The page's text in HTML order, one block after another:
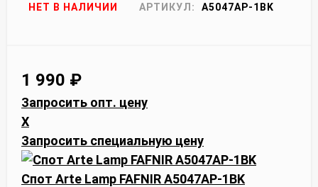
НЕТ В НАЛИЧИИ АРТИКУЛ: A5047AP-1BK
1 990 ₽
Запросить опт. цену
X
Запросить специальную цену
Спот Arte Lamp FAFNIR A5047AP-1BK